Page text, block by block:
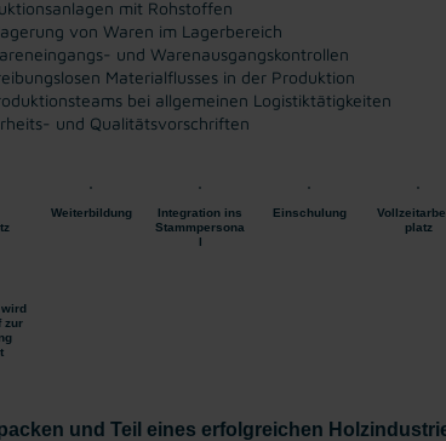
mit Rohstoffen
von Waren im Lagerbereich
und Warenausgangskontrollen
Materialflusses in der Produktion
bei allgemeinen Logistiktätigkeiten
und Qualitätsvorschriften
Weiterbildung
Integration ins
Stammpersona
l
Einschulung
platz
wird
zur
und Teil eines erfolgreichen